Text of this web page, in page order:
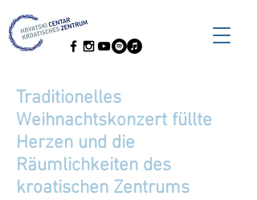
Traditionelles
Weihnachtskonzert füllte
Herzen und die
Räumlichkeiten des
kroatischen Zentrums